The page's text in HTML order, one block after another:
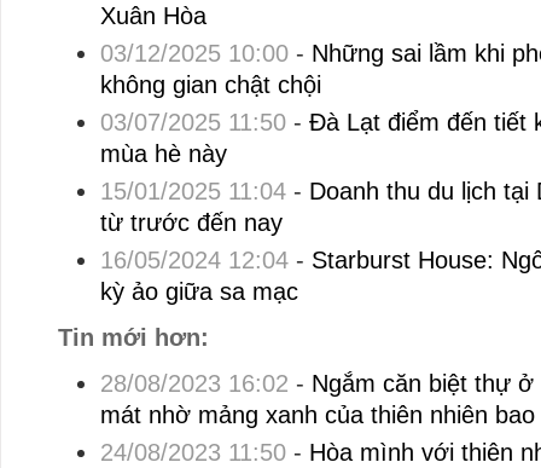
Xuân Hòa
03/12/2025 10:00- Những sai lầm khi
không gian chật chội
03/07/2025 11:50- Đà Lạt điểm đến tiết
mùa hè này
15/01/2025 11:04- Doanh thu du lịch tại
từ trước đến nay
16/05/2024 12:04- Starburst House:
kỳ ảo giữa sa mạc
Tin mới hơn:
28/08/2023 16:02 - Ngắm căn biệt thự
mát nhờ mảng xanh của thiên nhiên
24/08/2023 11:50- Hòa mình với thiên